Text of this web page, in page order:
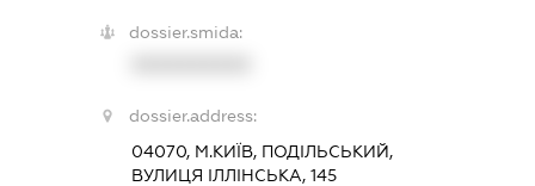
dossier.smida:
dossier.address:
04070, М.КИЇВ, ПОДІЛЬСЬКИЙ,
ВУЛИЦЯ ІЛЛІНСЬКА, 145